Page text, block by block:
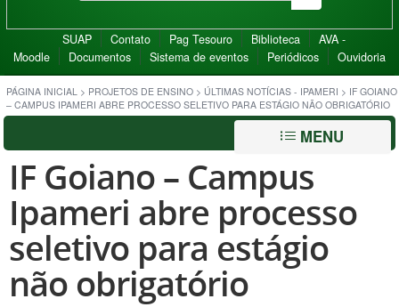
SUAP Contato Pag Tesouro Biblioteca
AVA -
Moodle
Documentos Sistema de eventos Periódicos Ouvidoria
PÁGINA INICIAL > PROJETOS DE ENSINO > ÚLTIMAS NOTÍCIAS - IPAMERI > IF GOIANO
– CAMPUS IPAMERI ABRE PROCESSO SELETIVO PARA ESTÁGIO NÃO OBRIGATÓRIO
MENU
IF Goiano – Campus
Ipameri abre processo
seletivo para estágio
não obrigatório